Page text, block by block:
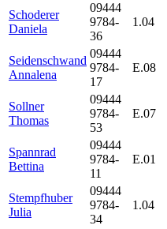
Schoderer
Daniela
09444
9784-
36
1.04
Seidenschwand
Annalena
09444
9784-
17
E.08
Sollner
Thomas
09444
9784-
53
E.07
Spannrad
Bettina
09444
9784-
11
E.01
Stempfhuber
Julia
09444
9784-
34
1.04